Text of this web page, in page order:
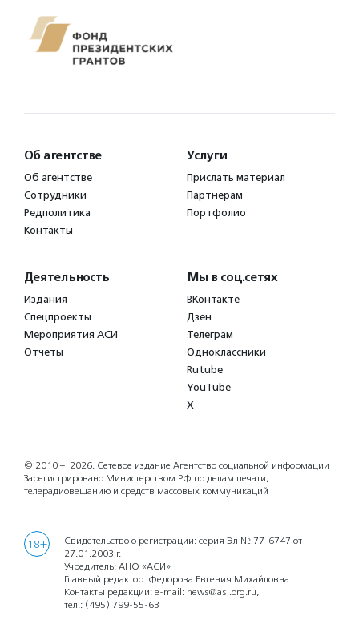
Об агентстве
Об агентстве
Сотрудники
Редполитика
Контакты
Услуги
Прислать материал
Партнерам
Портфолио
Деятельность
Издания
Спецпроекты
Мероприятия АСИ
Отчеты
Мы в соц.сетях
ВКонтакте
Дзен
Телеграм
Одноклассники
Rutube
YouTube
X
© 2010 – 2026. Сетевое издание Агентство социальной информации
Зарегистрировано Министерством РФ по делам печати,
телерадиовещанию и средств массовых коммуникаций
18+
Свидетельство о регистрации: серия Эл № 77-6747 от
27.01.2003 г.
Учредитель: АНО «АСИ»
Главный редактор: Федорова Евгения Михайловна
Контакты редакции: e-mail: news@asi.org.ru,
тел.: (495) 799-55-63